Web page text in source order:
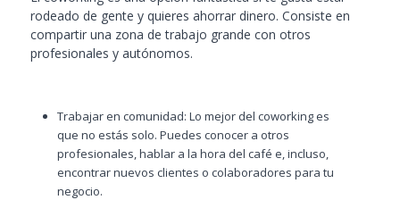
rodeado de gente y quieres ahorrar dinero. Consiste en
compartir una zona de trabajo grande con otros
profesionales y autónomos.
Trabajar en comunidad: Lo mejor del coworking es
que no estás solo. Puedes conocer a otros
profesionales, hablar a la hora del café e, incluso,
encontrar nuevos clientes o colaboradores para tu
negocio.